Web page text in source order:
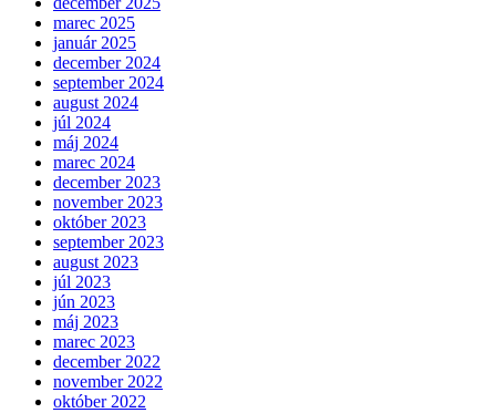
marec 2025
január 2025
december 2024
september 2024
august 2024
júl 2024
máj 2024
marec 2024
december 2023
november 2023
október 2023
september 2023
august 2023
júl 2023
jún 2023
máj 2023
marec 2023
december 2022
november 2022
október 2022